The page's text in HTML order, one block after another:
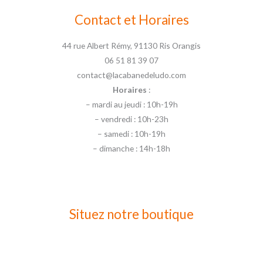
Contact et Horaires
44 rue Albert Rémy, 91130 Ris Orangis
06 51 81 39 07
contact@lacabanedeludo.com
Horaires :
– mardi au jeudi : 10h-19h
– vendredi : 10h-23h
– samedi : 10h-19h
– dimanche : 14h-18h
Situez notre boutique